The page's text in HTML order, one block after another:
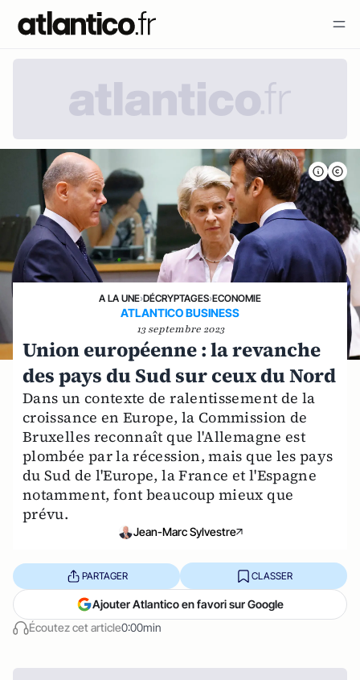
A LA UNE›DÉCRYPTAGES›ECONOMIE
ATLANTICO BUSINESS
13 septembre 2023
Union européenne : la revanche
des pays du Sud sur ceux du Nord
Dans un contexte de ralentissement de la
croissance en Europe, la Commission de
Bruxelles reconnaît que l'Allemagne est
plombée par la récession, mais que les pays
du Sud de l'Europe, la France et l'Espagne
notamment, font beaucoup mieux que
prévu.
Jean-Marc Sylvestre
Écoutez cet article0:00min
PARTAGER CLASSER
Ajouter Atlantico en favori sur Google